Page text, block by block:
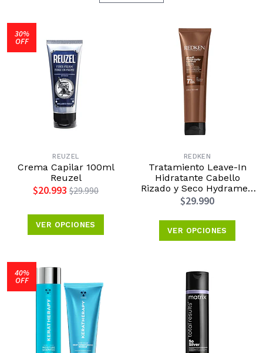
30%
OFF
REUZEL
Crema Capilar 100ml
Reuzel
$20.993 $29.990
VER OPCIONES
REDKEN
Tratamiento Leave-In
Hidratante Cabello
Rizado y Seco Hydramelt
All Soft Mega Curls
150ml Redken
$29.990
VER OPCIONES
40%
OFF